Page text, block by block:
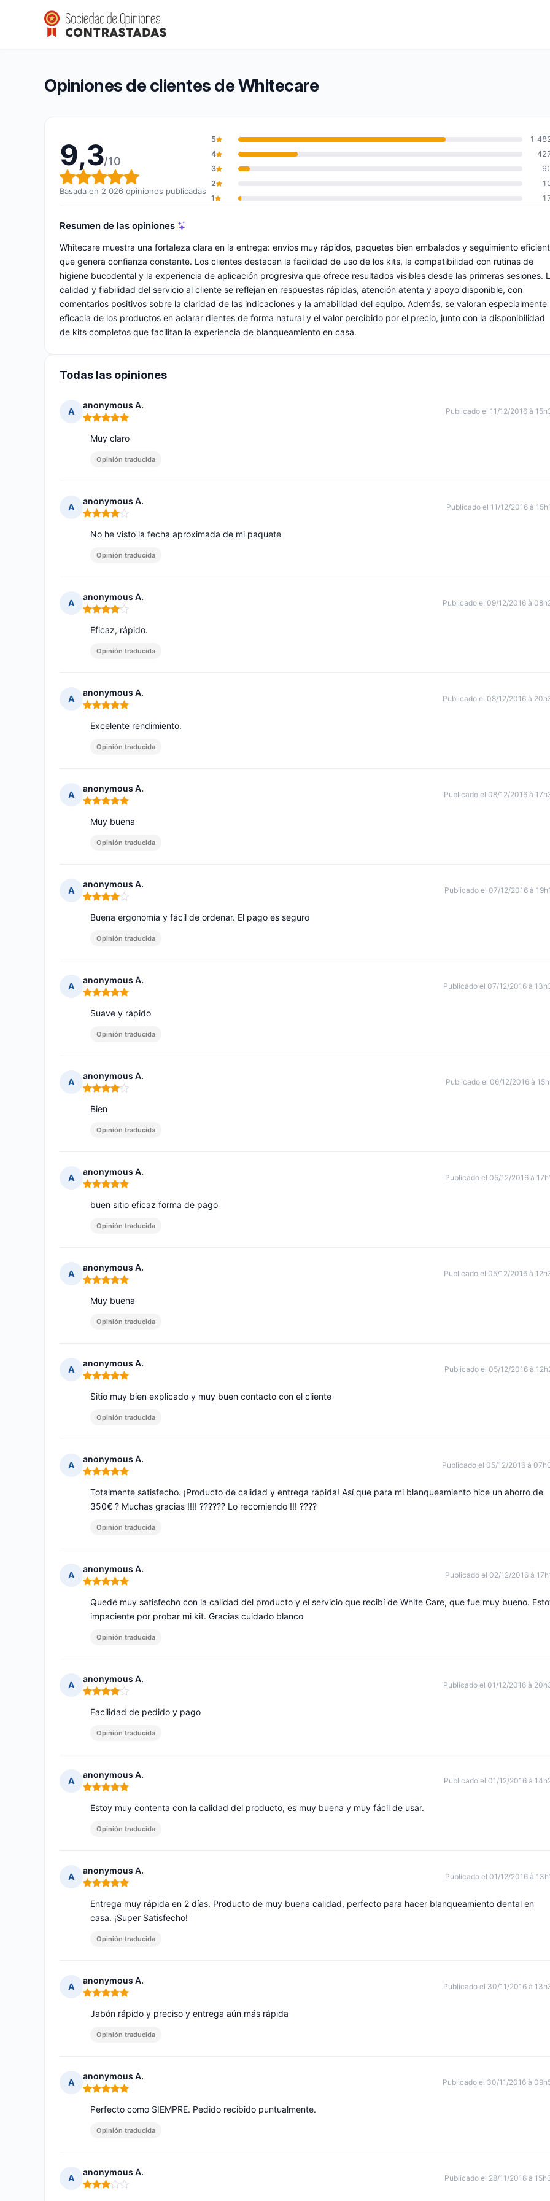
Whitecare
Calificación global: 9,3 de 10
9,3/10(2 026 opiniones)
Opiniones de clientes de Whitecare
9,3/10
Calificación global: 9,3 de 10
Basada en 2 026 opiniones publicadas
5
1
4
3
2
1
Resumen de las opiniones
Whitecare muestra una fortaleza clara en la entrega: envíos muy rápidos, paquetes bien embalados y seguimiento
que genera confianza constante. Los clientes destacan la facilidad de uso de los kits, la compatibilidad con rutinas de
higiene bucodental y la experiencia de aplicación progresiva que ofrece resultados visibles desde las primeras sesiones.
calidad y fiabilidad del servicio al cliente se reflejan en respuestas rápidas, atención atenta y apoyo disponible, con
comentarios positivos sobre la claridad de las indicaciones y la amabilidad del equipo. Además, se valoran especialmente
eficacia de los productos en aclarar dientes de forma natural y el valor percibido por el precio, junto con la disponibilidad
de kits completos que facilitan la experiencia de blanqueamiento en casa.
Todas las opiniones
A
anonymous A.
Nota: 5 de 5
Publicado el 11/12/2016 à
Muy claro
Opinión traducida
A
anonymous A.
Nota: 4 de 5
Publicado el 11/12/2016 à
No he visto la fecha aproximada de mi paquete
Opinión traducida
A
anonymous A.
Nota: 4 de 5
Publicado el 09/12/2016 à
Eficaz, rápido.
Opinión traducida
A
anonymous A.
Nota: 5 de 5
Publicado el 08/12/2016 à
Excelente rendimiento.
Opinión traducida
A
anonymous A.
Nota: 5 de 5
Publicado el 08/12/2016 à
Muy buena
Opinión traducida
A
anonymous A.
Nota: 4 de 5
Publicado el 07/12/2016 à
Buena ergonomía y fácil de ordenar. El pago es seguro
Opinión traducida
A
anonymous A.
Nota: 5 de 5
Publicado el 07/12/2016 à
Suave y rápido
Opinión traducida
A
anonymous A.
Nota: 4 de 5
Publicado el 06/12/2016 à
Bien
Opinión traducida
A
anonymous A.
Nota: 5 de 5
Publicado el 05/12/2016 à
buen sitio eficaz forma de pago
Opinión traducida
A
anonymous A.
Nota: 5 de 5
Publicado el 05/12/2016 à
Muy buena
Opinión traducida
A
anonymous A.
Nota: 5 de 5
Publicado el 05/12/2016 à
Sitio muy bien explicado y muy buen contacto con el cliente
Opinión traducida
A
anonymous A.
Nota: 5 de 5
Publicado el 05/12/2016 à
Totalmente satisfecho. ¡Producto de calidad y entrega rápida! Así que para mi blanqueamiento hice un ahorro de
350€ ? Muchas gracias !!!! ?????? Lo recomiendo !!! ????
Opinión traducida
A
anonymous A.
Nota: 5 de 5
Publicado el 02/12/2016 à
Quedé muy satisfecho con la calidad del producto y el servicio que recibí de White Care, que fue muy bueno.
impaciente por probar mi kit. Gracias cuidado blanco
Opinión traducida
A
anonymous A.
Nota: 4 de 5
Publicado el 01/12/2016 à
Facilidad de pedido y pago
Opinión traducida
A
anonymous A.
Nota: 5 de 5
Publicado el 01/12/2016 à
Estoy muy contenta con la calidad del producto, es muy buena y muy fácil de usar.
Opinión traducida
A
anonymous A.
Nota: 5 de 5
Publicado el 01/12/2016 à
Entrega muy rápida en 2 días. Producto de muy buena calidad, perfecto para hacer blanqueamiento dental en
casa. ¡Super Satisfecho!
Opinión traducida
A
anonymous A.
Nota: 5 de 5
Publicado el 30/11/2016 à
Jabón rápido y preciso y entrega aún más rápida
Opinión traducida
A
anonymous A.
Nota: 5 de 5
Publicado el 30/11/2016 à
Perfecto como SIEMPRE. Pedido recibido puntualmente.
Opinión traducida
A
anonymous A.
Nota: 3 de 5
Publicado el 28/11/2016 à